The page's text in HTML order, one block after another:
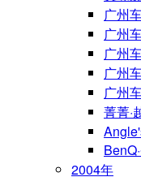
广州
广州
广州
广州
广州
菁菁·
2004年